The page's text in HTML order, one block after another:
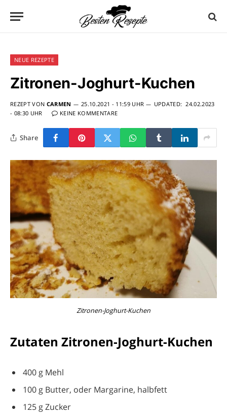
NEUE REZEPTE
Zitronen-Joghurt-Kuchen
REZEPT VON CARMEN 25.10.2021 - 11:59 UHR UPDATED: 24.02.2023
- 08:30 UHR
KEINE KOMMENTARE
Share
Zitronen-Joghurt-Kuchen
Zutaten Zitronen-Joghurt-Kuchen
400 g Mehl
100 g Butter, oder Margarine, halbfett
125 g Zucker